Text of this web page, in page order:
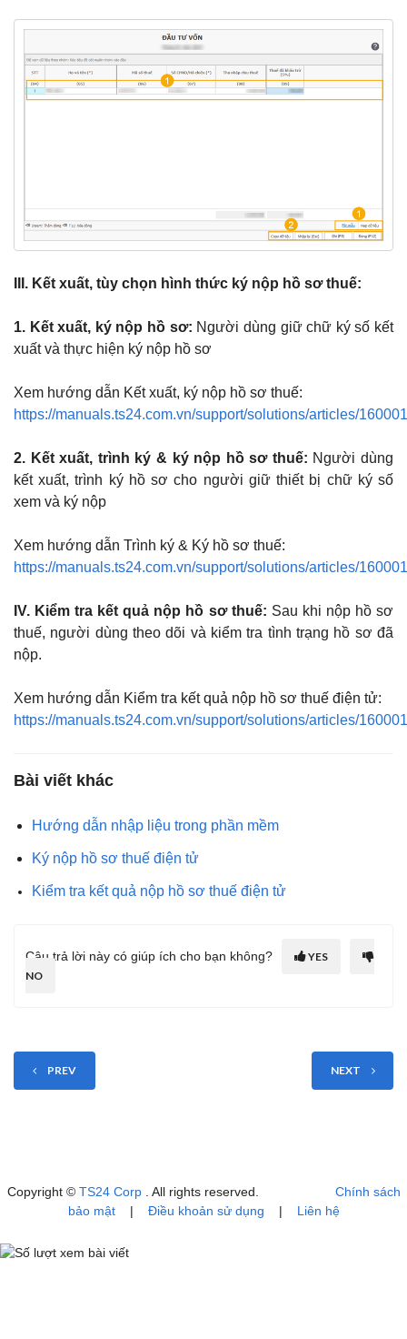
III. Kết xuất, tùy chọn hình thức ký nộp hồ sơ thuế:
1. Kết xuất, ký nộp hồ sơ: Người dùng giữ chữ ký số kết
xuất và thực hiện ký nộp hồ sơ
Xem hướng dẫn Kết xuất, ký nộp hồ sơ thuế:
https://manuals.ts24.com.vn/support/solutions/articles/
2. Kết xuất, trình ký & ký nộp hồ sơ thuế: Người dùng
kết xuất, trình ký hồ sơ cho người giữ thiết bị chữ ký số
xem và ký nộp
Xem hướng dẫn Trình ký & Ký hồ sơ thuế:
https://manuals.ts24.com.vn/support/solutions/articles/
IV. Kiểm tra kết quả nộp hồ sơ thuế: Sau khi nộp hồ sơ
thuế, người dùng theo dõi và kiểm tra tình trạng hồ sơ đã
nộp.
Xem hướng dẫn Kiểm tra kết quả nộp hồ sơ thuế điện tử:
https://manuals.ts24.com.vn/support/solutions/articles/
Bài viết khác
Hướng dẫn nhập liệu trong phần mềm
Ký nộp hồ sơ thuế điện tử
Kiểm tra kết quả nộp hồ sơ thuế điện tử
Câu trả lời này có giúp ích cho bạn không?
YES
NO
PREV NEXT
Copyright © TS24 Corp . All rights reserved. Chính sách
bảo mật| Điều khoản sử dụng | Liên hệ